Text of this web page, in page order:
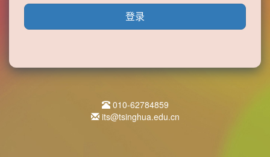
登录
010-62784859
its@tsinghua.edu.cn